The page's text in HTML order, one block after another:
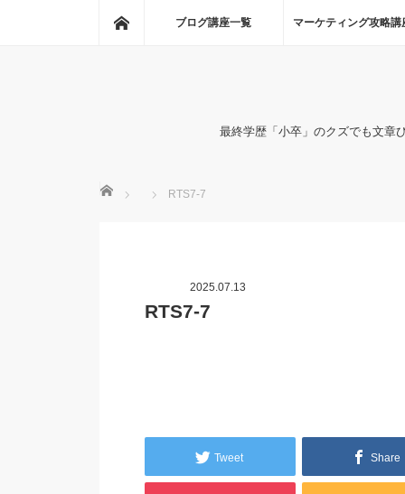
ホームブログ講座一覧 マーケティング攻略講
最終学歴「小卒」のクズでも文章
ホーム RTS7-7
2025.07.13
RTS7-7
Tweet Share